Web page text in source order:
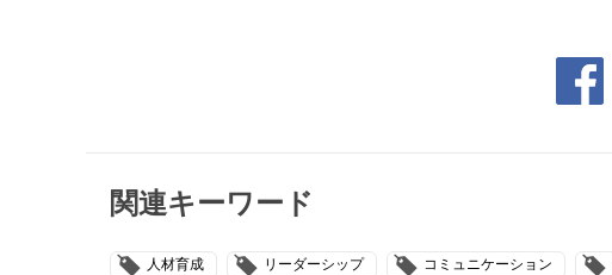
関連キーワード
人材育成 リーダーシップ コミュニケーション